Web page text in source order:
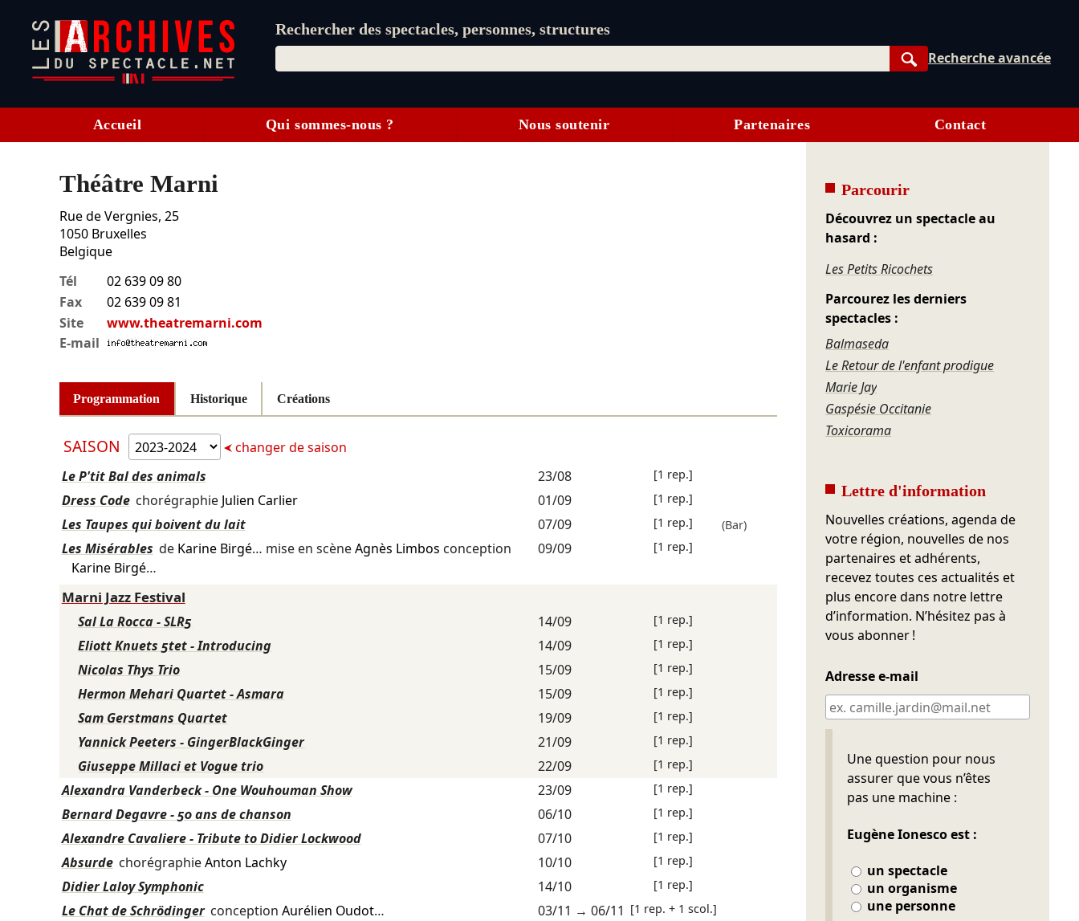
Rechercher des spectacles, personnes, structures
Rechercher
Recherche avancée
Accueil Qui sommes-nous ? Nous soutenir Partenaires Contact
Théâtre Marni
Rue de Vergnies, 25
1050 Bruxelles
Belgique
Tél
02 639 09 80
Fax
02 639 09 81
Site
www.theatremarni.com
E-mail
Programmation Historique Créations
SAISON
changer de saison
Le P'tit Bal des animals
23/08 [1 rep.]
Dress Code chorégraphie Julien Carlier 01/09 [1 rep.]
Les Taupes qui boivent du lait 07/09 [1 rep.] (Bar)
Les Misérables de Karine Birgé… mise en scèneAgnès Limbos conception
Karine Birgé…
09/09 [1 rep.]
Marni Jazz Festival
Sal La Rocca - SLR5 14/09 [1 rep.]
Eliott Knuets 5tet - Introducing 14/09 [1 rep.]
Nicolas Thys Trio 15/09 [1 rep.]
Hermon Mehari Quartet - Asmara 15/09 [1 rep.]
Sam Gerstmans Quartet 19/09 [1 rep.]
Yannick Peeters - GingerBlackGinger 21/09 [1 rep.]
Giuseppe Millaci et Vogue trio 22/09 [1 rep.]
Alexandra Vanderbeck - One Wouhouman Show 23/09 [1 rep.]
Bernard Degavre - 50 ans de chanson 06/10 [1 rep.]
Alexandre Cavaliere - Tribute to Didier Lockwood 07/10 [1 rep.]
Absurde chorégraphieAnton Lachky 10/10 [1 rep.]
Didier Laloy Symphonic 14/10 [1 rep.]
Le Chat de Schrödinger conception Aurélien Oudot… 03/11 → 06/11 [1 rep. + 1 scol.]
Parcourir
Découvrez un spectacle au
hasard :
Les Petits Ricochets
Parcourez les derniers
spectacles :
Balmaseda
Le Retour de l'enfant prodigue
Marie Jay
Gaspésie Occitanie
Toxicorama
Lettre d'information
Nouvelles créations, agenda de
votre région, nouvelles de nos
partenaires et adhérents,
recevez toutes ces actualités et
plus encore dans notre lettre
d’information. N’hésitez pas à
vous abonner !
Adresse e-mail
Une question pour nous
assurer que vous n’êtes
pas une machine :
Eugène Ionesco est :
un spectacle
un organisme
une personne
Ne pas remplir